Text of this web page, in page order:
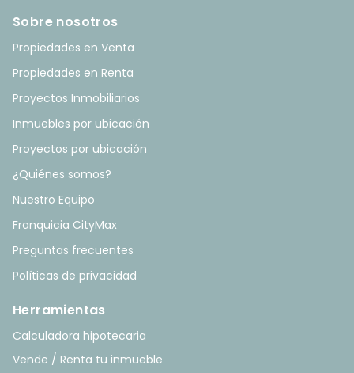
Sobre nosotros
Propiedades en Venta
Propiedades en Renta
Proyectos Inmobiliarios
Inmuebles por ubicación
Proyectos por ubicación
¿Quiénes somos?
Nuestro Equipo
Franquicia CityMax
Preguntas frecuentes
Políticas de privacidad
Herramientas
Calculadora hipotecaria
Vende / Renta tu inmueble